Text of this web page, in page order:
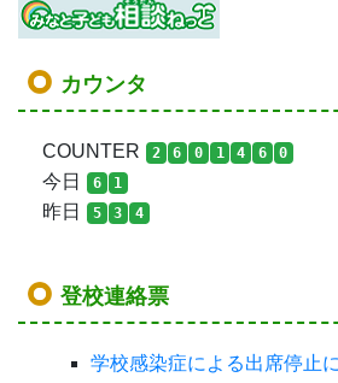
カウンタ
COUNTER 2 6 0 1 4 6 0
今日 6 1
昨日 5 3 4
登校連絡票
学校感染症による出席停止